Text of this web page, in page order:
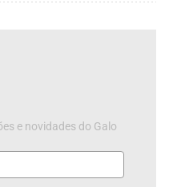
e novidades do Galo